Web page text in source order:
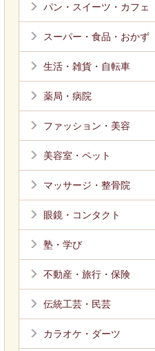
パン・スイーツ・カフェ
スーパー・食品・おかず
生活・雑貨・自転車
薬局・病院
ファッション・美容
美容室・ペット
マッサージ・整骨院
眼鏡・コンタクト
塾・学び
不動産・旅行・保険
伝統工芸・民芸
カラオケ・ダーツ